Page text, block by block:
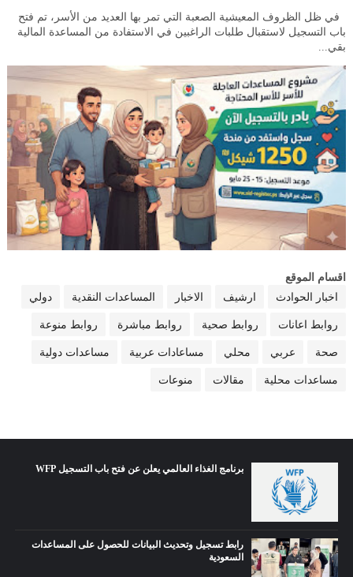
في ظل الظروف المعيشية الصعبة التي تمر بها العديد من الأسر، تم فتح
باب التسجيل لاستقبال طلبات الراغبين في الاستفادة من المساعدة المالية
بقي...
اقسام الموقع
اخبار الحوادث
ارشيف الاخبار المساعدات النقدية دولي
روابط اعانات روابط صحية روابط مباشرة روابط منوعة
صحة عربي محلي مساعادات عربية مساعدات دولية
مساعدات محلية مقالات منوعات
برنامج الغذاء العالمي يعلن عن فتح باب التسجيل WFP
رابط تسجيل وتحديث البيانات للحصول على المساعدات
السعودية